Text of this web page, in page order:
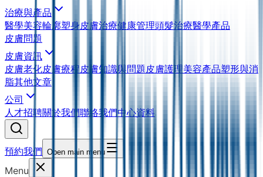
治療與產品
醫學美容輪廓塑身皮膚治療健康管理頭髮治療醫學產品
皮膚問題
皮膚資訊
皮膚老化皮膚療程皮膚知識與問題皮膚護理美容產品塑形與消
脂其他文章
公司
人才招聘關於我們聯絡我們中心資料
預約我們 Open main menu
Menu